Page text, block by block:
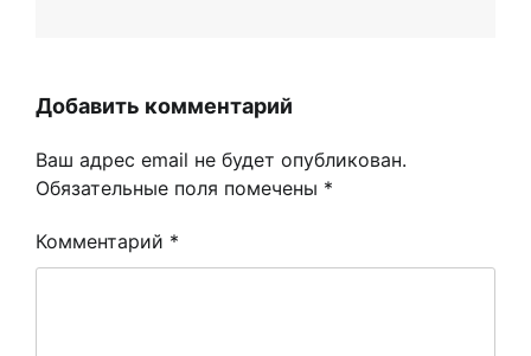
Добавить комментарий
Ваш адрес email не будет опубликован.
Обязательные поля помечены *
Комментарий *